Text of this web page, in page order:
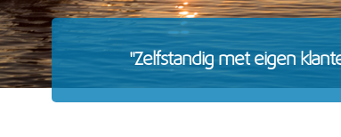
"Zelfstandig met eigen